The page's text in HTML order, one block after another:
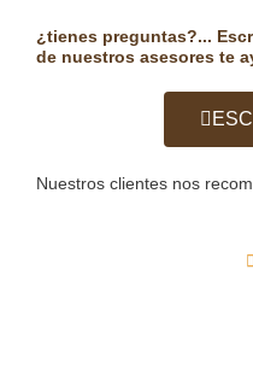
¿tienes preguntas?...
de nuestros asesores te
Nuestros clientes nos
